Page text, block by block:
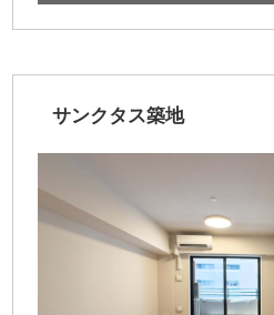
サンクタス築地